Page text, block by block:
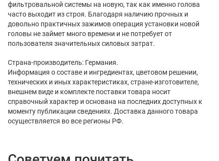
фильтровальной системы на новую, так как именно голова
часто выходит из строя. Благодаря наличию прочных и
довольно практичных зажимов операция установки новой
головы не займет много времени и не потребует от
пользователя значительных силовых затрат.
Страна-производитель: Германия.
Информация о составе и ингредиентах, цветовом решении,
технических и иных характеристиках, стране-изготовителе,
внешнем виде и комплекте поставки товара носит
справочный характер и основана на последних доступных к
моменту публикации сведениях. Доставка данного товара
осуществляется во все регионы РФ.